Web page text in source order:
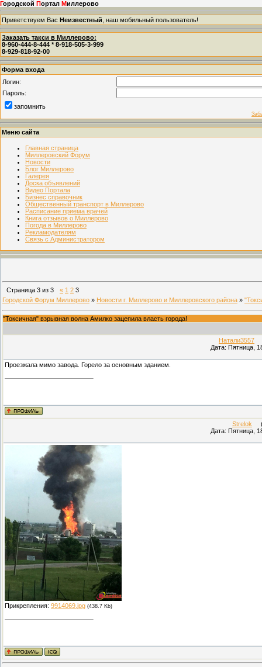
Городской Портал Миллерово
Приветствуем Вас Неизвестный , наш мобильный пользователь!
Заказать такси в Миллерово:
8-960-444-8-444 * 8-918-505-3-999
8-929-818-92-00
Форма входа
Логин:
Пароль:
запомнить
Меню сайта
Главная страница
Миллеровский Форум
Новости
Блог Миллерово
Галерея
Доска объявлений
Видео Портала
Бизнес справочник
Общественный транспорт в Миллерово
Расписание приема врачей
Книга отзывов о Миллерово
Погода в Миллерово
Рекламодателям
Связь с Администратором
Страница 3 из 3 « 1 2 3
Городской Форум Миллерово » Новости г. Миллерово и Миллеровского района »
"Токсичная" взрывная волна Амилко зацепила власть города!
Натали3557
Дата: Пятница,
Проезжала мимо завода. Горело за основным зданием.
Strelok
Дата: Пятница,
Прикрепления: 9914069.jpg (438.7 Kb)